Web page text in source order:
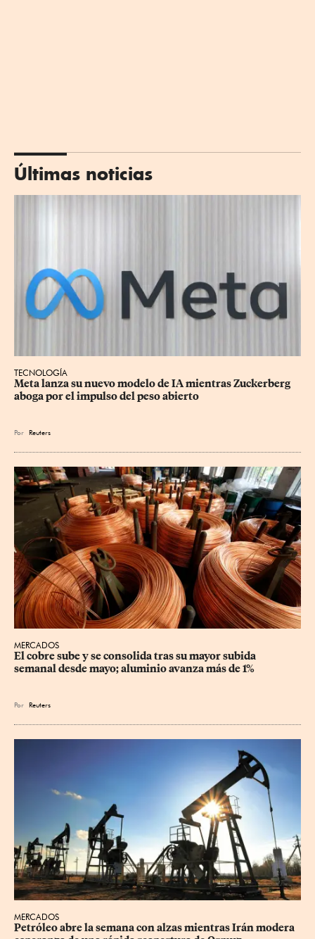
Últimas noticias
TECNOLOGÍA
Meta lanza su nuevo modelo de IA mientras Zuckerberg
aboga por el impulso del peso abierto
Por Reuters
MERCADOS
El cobre sube y se consolida tras su mayor subida
semanal desde mayo; aluminio avanza más de 1%
Por Reuters
MERCADOS
Petróleo abre la semana con alzas mientras Irán modera